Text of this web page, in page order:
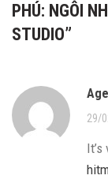
PHÚ: NGÔI
STUDIO”
29/